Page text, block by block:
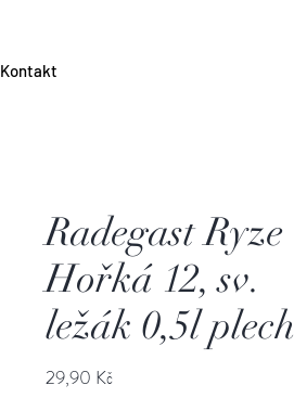
Kontakt
Radegast Ryze
Hořká 12, sv.
ležák 0,5l plech
29,90 KčCena